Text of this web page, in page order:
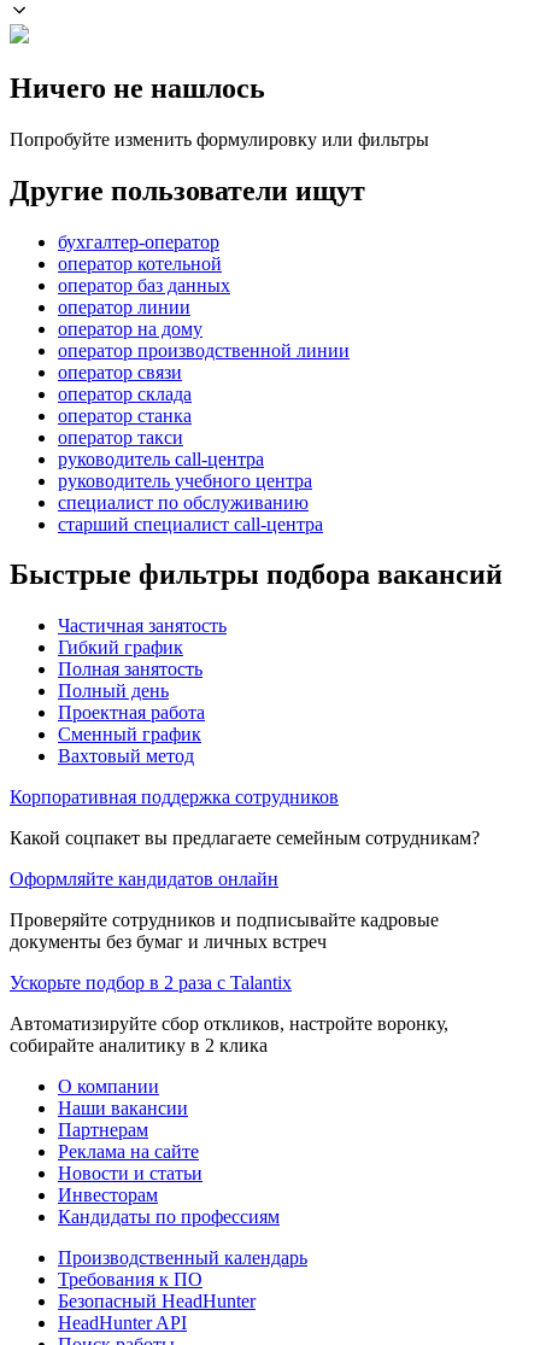
Ничего не нашлось
Попробуйте изменить формулировку или фильтры
Другие пользователи ищут
бухгалтер-оператор
оператор котельной
оператор баз данных
оператор линии
оператор на дому
оператор производственной линии
оператор связи
оператор склада
оператор станка
оператор такси
руководитель call-центра
руководитель учебного центра
специалист по обслуживанию
старший специалист call-центра
Быстрые фильтры подбора вакансий
Частичная занятость
Гибкий график
Полная занятость
Полный день
Проектная работа
Сменный график
Вахтовый метод
Корпоративная поддержка сотрудников
Какой соцпакет вы предлагаете семейным сотрудникам?
Оформляйте кандидатов онлайн
Проверяйте сотрудников и подписывайте кадровые
документы без бумаг и личных встреч
Ускорьте подбор в 2 раза с Talantix
Автоматизируйте сбор откликов, настройте воронку,
собирайте аналитику в 2 клика
О компании
Наши вакансии
Партнерам
Реклама на сайте
Новости и статьи
Инвесторам
Кандидаты по профессиям
Производственный календарь
Требования к ПО
Безопасный HeadHunter
HeadHunter API